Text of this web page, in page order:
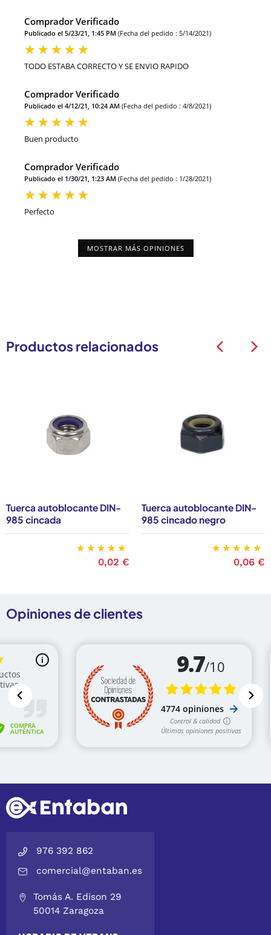
Comprador Verificado
Publicado el 5/23/21, 1:45 PM (Fecha del pedido : 5/14/2021)
TODO ESTABA CORRECTO Y SE ENVIO RAPIDO
Comprador Verificado
Publicado el 4/12/21, 10:24 AM (Fecha del pedido : 4/8/2021)
Buen producto
Comprador Verificado
Publicado el 1/30/21, 1:23 AM (Fecha del pedido : 1/28/2021)
Perfecto
MOSTRAR MÁS OPINIONES
Productos relacionados
Tuerca autoblocante DIN-
985 cincada
Precio
0,02 €
Tuerca autoblocante DIN-
985 cincado negro
Precio
0,06 €
arrow_back_ios arrow_back_ios
Opiniones de clientes
976 392 862
comercial@entaban.es
Tomás A. Edison 29
50014 Zaragoza